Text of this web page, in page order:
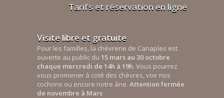
Tarifs et réservation en ligne
Visite libre et gratuite
Pour les familles, la chèvrerie de Canaples est
ouverte au public du 15 mars au 30 octobre
chaque mercredi de 14h à 19h. Vous pourrez
vous promener à coté des chèvres, voir nos
cochons ou encore notre âne. Attention fermée
de novembre à Mars